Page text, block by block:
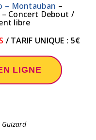
– Montauban –
Concert Debout /
libre
/ TARIF UNIQUE : 5€
LIGNE